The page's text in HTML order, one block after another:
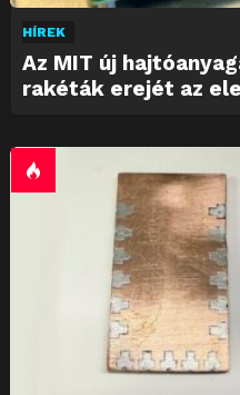
HÍREK
Az MIT új
rakéták erejét az